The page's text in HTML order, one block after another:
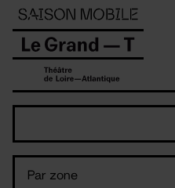
Panneau de gestion des cookies